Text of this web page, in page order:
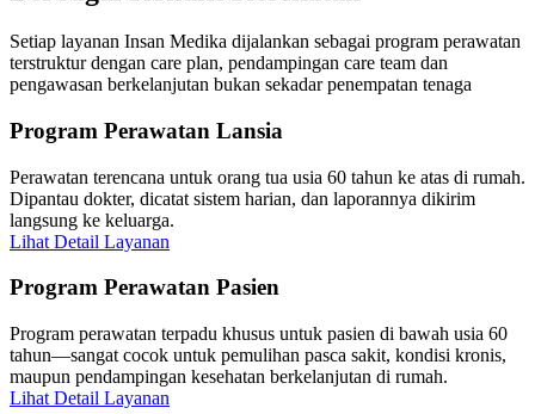
Setiap layanan Insan Medika dijalankan sebagai program perawatan
terstruktur dengan care plan, pendampingan care team dan
pengawasan berkelanjutan bukan sekadar penempatan tenaga
Program Perawatan Lansia
Perawatan terencana untuk orang tua usia 60 tahun ke atas di rumah.
Dipantau dokter, dicatat sistem harian, dan laporannya dikirim
langsung ke keluarga.
Lihat Detail Layanan
Program Perawatan Pasien
Program perawatan terpadu khusus untuk pasien di bawah usia 60
tahun—sangat cocok untuk pemulihan pasca sakit, kondisi kronis,
maupun pendampingan kesehatan berkelanjutan di rumah.
Lihat Detail Layanan